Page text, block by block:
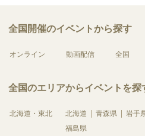
全国開催のイベントから探す
オンライン 動画配信 全国
全国のエリアからイベントを探
北海道・東北 北海道 青森県 岩手
福島県